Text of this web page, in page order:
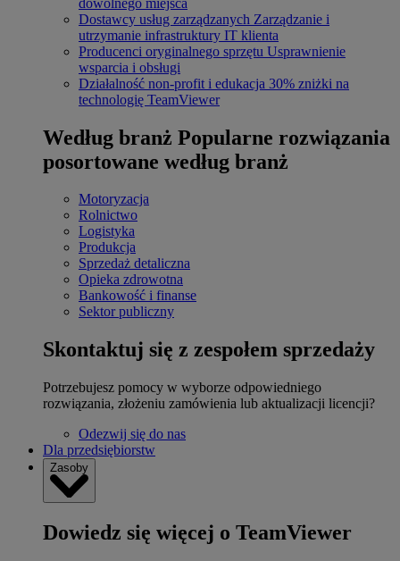
Dostawcy usług zarządzanych Zarządzanie i
utrzymanie infrastruktury IT klienta
Producenci oryginalnego sprzętu Usprawnienie
wsparcia i obsługi
Działalność non-profit i edukacja 30% zniżki na
technologię TeamViewer
Według branż Popularne rozwiązania
posortowane według branż
Motoryzacja
Rolnictwo
Logistyka
Produkcja
Sprzedaż detaliczna
Opieka zdrowotna
Bankowość i finanse
Sektor publiczny
Skontaktuj się z zespołem sprzedaży
Potrzebujesz pomocy w wyborze odpowiedniego
rozwiązania, złożeniu zamówienia lub aktualizacji licencji?
Odezwij się do nas
Dla przedsiębiorstw
Zasoby
Dowiedz się więcej o TeamViewer